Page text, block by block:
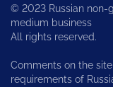
© 2023 Russian non-
medium business
All rights reserved.
Comments on the
requirements of